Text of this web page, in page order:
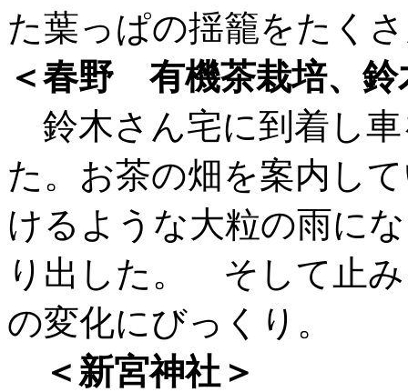
た葉っぱの揺籠をたく
＜春野 有機茶栽培、鈴
鈴木さん宅に到着し
た。お茶の畑を案内し
けるような大粒の雨に
り出した。 そして止
の変化にびっくり。
＜新宮神社＞